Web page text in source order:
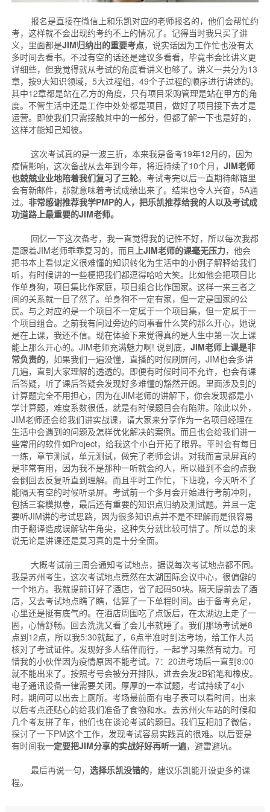
报名是直接在微信上和乐凯对应的老师报名的，他们会帮忙约
考，这样就不会出现约考约不上的情况了。记得当时我只买了讲
义，里面都是JIM归纳出的重要考点，说实话因为工作忙也没有太
多时间去看书。不过有空的话还是建议多看看，毕竟书会比讲义更
详细些，但我觉得就从考试的角度看讲义也够了。讲义一共分为13
章，按9大知识领域，5大过程组，49个子过程的顺序进行讲述的。
其中12章都是站在乙方的角度，只有项目采购管理是站在甲方的角
度。不管生活中还是工作中处处都是项目，做好了项目接下去才是
运营。即使我们只需接触其中的一部分，但都了解一下也是好的，
这样才能知己知彼。
这次考试真的是一波三折，本来我是备考19年12月的，因为
疫情影响，这次备战从去年到今年，将近持续了10个月， JIM老师
也兢兢业业地陪着我们复习了三轮。考试考完以后一直期待邮箱里
会有新邮件，那就意味着考试成绩出来了。结果也令人兴奋，5A通
过。 非常感谢推荐我学PMP的人，把乐凯推荐给我的人以及考试成
功道路上最重要的JIM老师。
回忆一下这次备考，我一直觉得我的记性不好，所以每次我都
是跟着JIM老师乖乖复习的，而且上JIM老师的课毫无压力，他会
把书本上看似定义很难懂的知识转化为生活中的小例子解释给我们
听，有时候讲的一些梗把我们都逗得哈哈大笑。比如他会把项目比
作单身狗，项目集比作家庭，项目组合比作国家。这样一来三者之
间的关系就一目了然了。单身狗不一定有家，但一定是国家的公
民。与之对应的是一个项目不一定属于一个项目集，但一定属于一
个项目组合。之前我有问过旁边的同事看什么笑的那么开心，她说
是在上课，我还不信。现在体验下来觉得真的是人生中第一次上课
能上那么开心的。JIM老师充满魅力啊! 说到底， JIM老师上课是非
常负责的，如果我们一遍没懂，直播的时候刷屏问，JIM也会多讲
几遍，直到大家理解的透透的。即便有时候时间不允许，也会有课
后答疑，听了课后答疑会发现好多难懂的豁然开朗。里面涉及到的
计算题完全不用担心，因为在JIM老师的讲解下，你会发现都是小
学计算题，难度系数很低，就是有时候题目会有陷阱。除此以外，
JIM老师还会给我们讲实战课，请大家来分享作为一名项目经理在
生活中会遇到的问题及怎样优化解决的案例。而且也会给我们讲一
些常用的软件如Project，给我这个小白开拓了眼界。平时会有每日
一练，章节测试，单元测试，做完了老师会讲。对我而言录屏真的
是非常有用，因为我不是那种一听就会的人，所以碰到不会的点我
会倒回去反复听直到理解。而且平时工作忙，下班晚，今天听不了
能隔天有空的时候听录屏。考试前一个多月会开始进行考前冲刺，
包括三套模拟卷，最后还有重要的知识点归纳及测试题。并且一定
要听JIM讲的考试思路，因为很多知识点并不是不理解而是很容易
由于翻译造成误解钻牛角尖，这种失分就比较可惜了。所以总的来
说无论是讲课还是复习真的是十分全面。
大概考试前三周会通知考试地点，据说每次考试地点都不同。
我是苏州考生，这次考试地点竟然在太湖国际会议中心，很偏僻的
一个地方。我就提前订好了酒店，省了起码50块。隔天提前去了酒
店，又去考试地点瞧了瞧，估算了一下单程时间。由于备考充足，
心里还是挺有底气的。在酒店周围吃了点饭后，在太湖边上走了一
圈，心情舒畅。回去洗洗又看了会儿书就睡了。我们那场考试是8
点到12点，所以我5:30就起了，6点半准时到达考场，给工作人员
核对了考试证件。发现好多人结伴而行，一起学习果然有动力。可
惜我的小伙伴因为疫情原因不能考试。7：20进考场后一直到8:00
就不能出来了。按照考号会被分开排队，进去会发2B铅笔和橡皮。
电子通讯设备一律需要关闭。厚厚的一本试题，考试持续了4小
时，期间可以出去上厕所。考场最前面有电子表可以看时间，出来
以后考点还贴心的给我们准备了食物和水。去苏州火车站的时候和
几个考友拼了车，他们也在谈论考试的题目。我们互相加了微信，
探讨了一下PM这个工作，发现考试容易实践真的很难。以后要是
有时间我一定要把JIM分享的实战好好再听一遍，避雷避坑。
最后再说一句， 选择乐凯没错的，建议乐凯能开设更多的课
程。